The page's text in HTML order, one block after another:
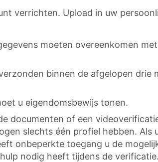
verrichten. Upload in uw
moeten overeenkomen
binnen de afgelopen drie
u eigendomsbewijs tonen.
documenten of een
slechts één profiel hebben. Als
onbeperkte toegang u de
nodig heeft tijdens de verificatie.